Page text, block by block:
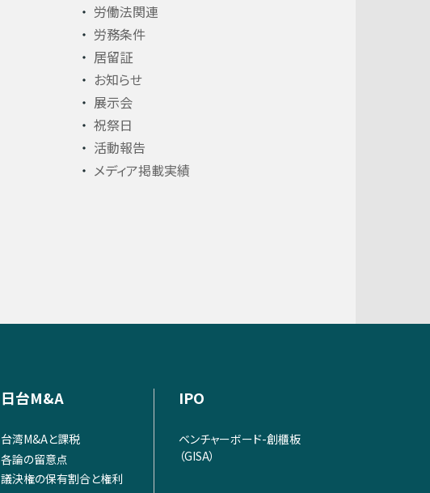
労働法関連
労務条件
居留証
お知らせ
展示会
祝祭日
活動報告
メディア掲載実績
日台M&A
台湾M&Aと課税
各論の留意点
議決権の保有割合と権利
IPO
ベンチャーボード-創櫃板
（GISA）